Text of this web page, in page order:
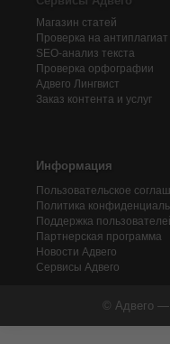
Магазин статей
Проверка на антиплагиат
SEO-анализ текста
Проверка орфографии
Адвего Лингвист
Заказ контента и услуг
Информация
Пользовательское
Политика
Поддержка
Партнерская программа
Новости Адвего
Сервисы Адвего
© Адвего —